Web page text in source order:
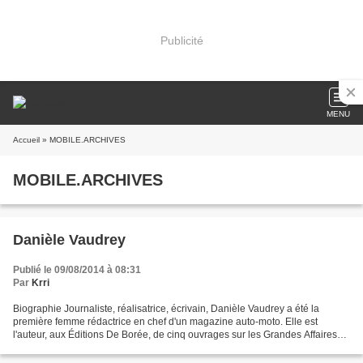
Publicité
MENU
Accueil » MOBILE.ARCHIVES
MOBILE.ARCHIVES
Danièle Vaudrey
Publié le 09/08/2014 à 08:31
Par Krri
Biographie Journaliste, réalisatrice, écrivain, Danièle Vaudrey a été la
première femme rédactrice en chef d'un magazine auto-moto. Elle est
l'auteur, aux Éditions De Borée, de cinq ouvrages sur les Grandes Affaires